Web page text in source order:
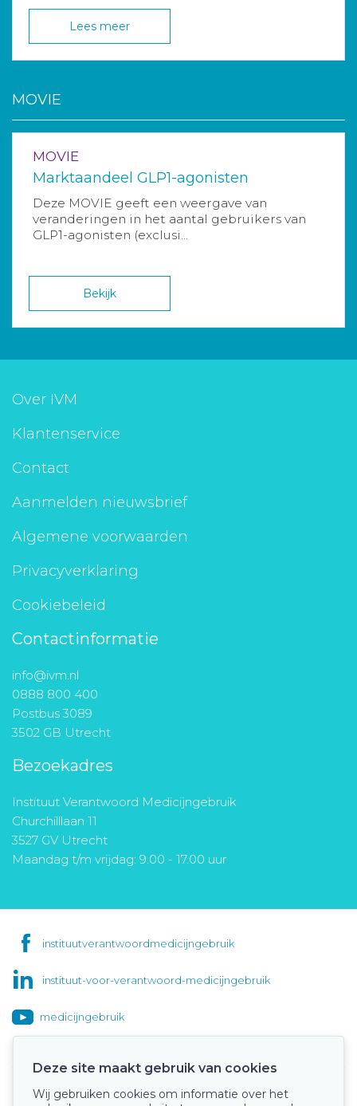
Lees meer
MOVIE
MOVIE
Marktaandeel GLP1-agonisten
Deze MOVIE geeft een weergave van
veranderingen in het aantal gebruikers van
GLP1-agonisten (exclusi...
Bekijk
Over IVM
Klantenservice
Contact
Aanmelden nieuwsbrief
Algemene voorwaarden
Privacyverklaring
Cookiebeleid
Contactinformatie
info@ivm.nl
0888 800 400
Postbus 3089
3502 GB Utrecht
Bezoekadres
Instituut Verantwoord Medicijngebruik
Churchilllaan 11
3527 GV Utrecht
Maandag t/m vrijdag: 9.00 - 17.00 uur
instituutverantwoordmedicijngebruik
instituut-voor-verantwoord-medicijngebruik
medicijngebruik
Onze keurmerken
Deze site maakt gebruik van cookies
Wij gebruiken cookies om informatie over het